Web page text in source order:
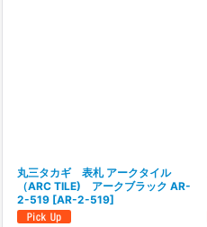
丸三タカギ 表札 アークタイル
（ARC TILE) アークブラック AR-
2-519 [AR-2-519]